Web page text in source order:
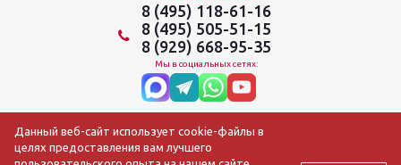
8 (495) 118-61-16
8 (495) 505-51-15
8 (929) 668-95-35
Мы в социальных сетях:
Данный веб-сайт использует cookie-файлы в
целях предоставления вам лучшего